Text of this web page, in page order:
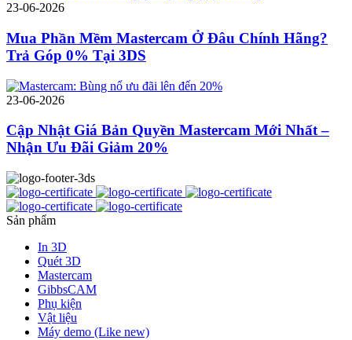
23-06-2026
Mua Phần Mềm Mastercam Ở Đâu Chính Hãng?
Trả Góp 0% Tại 3DS
23-06-2026
Cập Nhật Giá Bản Quyền Mastercam Mới Nhất –
Nhận Ưu Đãi Giảm 20%
Sản phẩm
In 3D
Quét 3D
Mastercam
GibbsCAM
Phụ kiện
Vật liệu
Máy demo (Like new)